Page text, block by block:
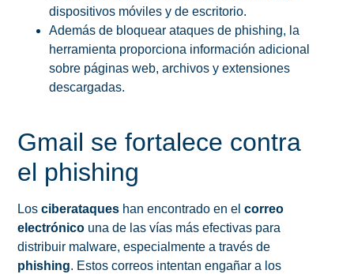
dispositivos móviles y de escritorio.
Además de bloquear ataques de phishing, la
herramienta proporciona información adicional
sobre páginas web, archivos y extensiones
descargadas.
Gmail se fortalece contra
el phishing
Los ciberataques han encontrado en el correo
electrónico una de las vías más efectivas para
distribuir malware, especialmente a través de
phishing. Estos correos intentan engañar a los